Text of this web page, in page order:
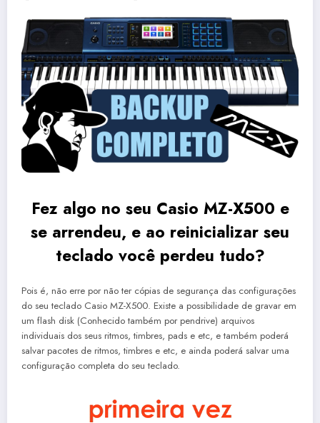
Fez algo no seu Casio MZ-X500 e
se arrendeu, e ao reinicializar seu
teclado você perdeu tudo?
Pois é, não erre por não ter cópias de segurança das configurações
do seu teclado Casio MZ-X500. Existe a possibilidade de gravar em
um flash disk (Conhecido também por pendrive) arquivos
individuais dos seus ritmos, timbres, pads e etc, e também poderá
salvar pacotes de ritmos, timbres e etc, e ainda poderá salvar uma
configuração completa do seu teclado.